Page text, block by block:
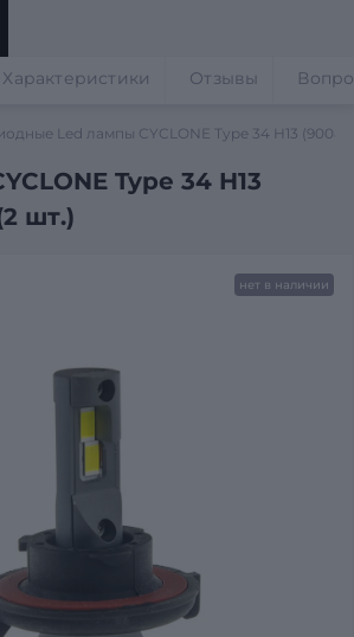
Led лампы CYCLONE Type 34 H13 (9008)
Type 34 H13
шт.)
Характеристики Отзывы
нет в наличии